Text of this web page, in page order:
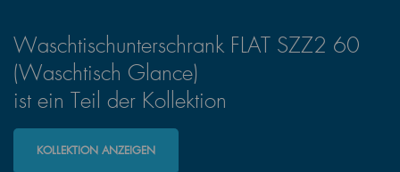
Waschtischunterschrank FLAT SZZ2 60
(Waschtisch Glance)
ist ein Teil der Kollektion
KOLLEKTION ANZEIGEN